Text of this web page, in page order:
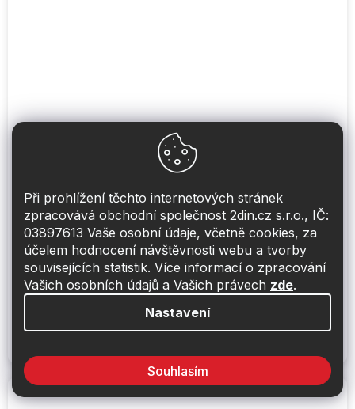
Při prohlížení těchto internetových stránek
zpracovává obchodní společnost 2din.cz s.r.o., IČ:
03897613 Vaše osobní údaje, včetně cookies, za
účelem hodnocení návštěvnosti webu a tvorby
souvisejících statistik. Více informací o zpracování
Vašich osobních údajů a Vašich právech zde.
Nastavení
Souhlasím
Průzvučná látka šedá
Obvykle skladem do 48hod
Do košíku